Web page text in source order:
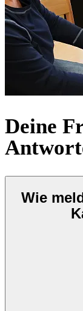
Deine
Wie